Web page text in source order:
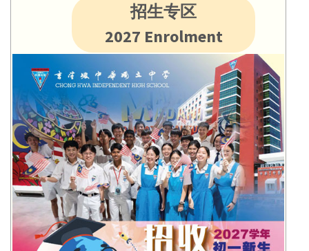
招生专区
2027 Enrolment